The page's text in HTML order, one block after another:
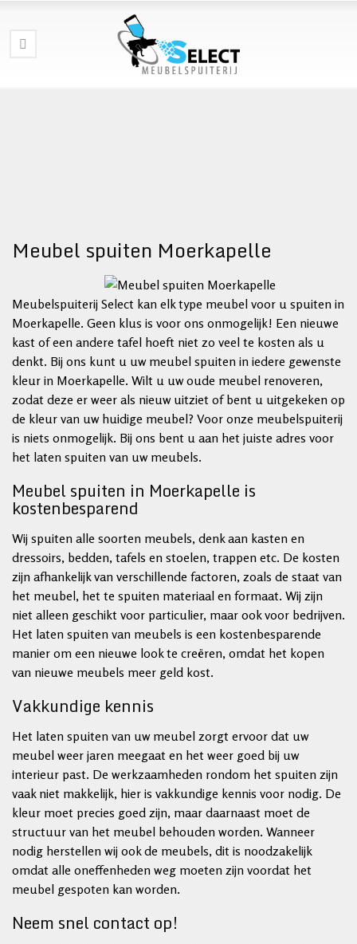
Meubel spuiten Moerkapelle
Meubelspuiterij Select kan elk type meubel voor u spuiten in
Moerkapelle. Geen klus is voor ons onmogelijk! Een nieuwe
kast of een andere tafel hoeft niet zo veel te kosten als u
denkt. Bij ons kunt u uw meubel spuiten in iedere gewenste
kleur in Moerkapelle. Wilt u uw oude meubel renoveren,
zodat deze er weer als nieuw uitziet of bent u uitgekeken op
de kleur van uw huidige meubel? Voor onze meubelspuiterij
is niets onmogelijk. Bij ons bent u aan het juiste adres voor
het laten spuiten van uw meubels.
Meubel spuiten in Moerkapelle is
kostenbesparend
Wij spuiten alle soorten meubels, denk aan kasten en
dressoirs, bedden, tafels en stoelen, trappen etc. De kosten
zijn afhankelijk van verschillende factoren, zoals de staat van
het meubel, het te spuiten materiaal en formaat. Wij zijn
niet alleen geschikt voor particulier, maar ook voor bedrijven.
Het laten spuiten van meubels is een kostenbesparende
manier om een nieuwe look te creëren, omdat het kopen
van nieuwe meubels meer geld kost.
Vakkundige kennis
Het laten spuiten van uw meubel zorgt ervoor dat uw
meubel weer jaren meegaat en het weer goed bij uw
interieur past. De werkzaamheden rondom het spuiten zijn
vaak niet makkelijk, hier is vakkundige kennis voor nodig. De
kleur moet precies goed zijn, maar daarnaast moet de
structuur van het meubel behouden worden. Wanneer
nodig herstellen wij ook de meubels, dit is noodzakelijk
omdat alle oneffenheden weg moeten zijn voordat het
meubel gespoten kan worden.
Neem snel contact op!